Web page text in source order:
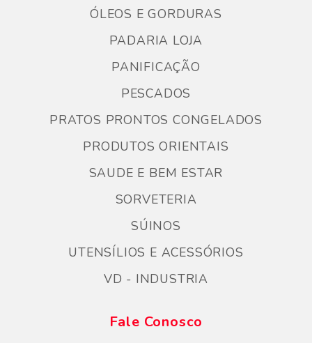
ÓLEOS E GORDURAS
PADARIA LOJA
PANIFICAÇÃO
PESCADOS
PRATOS PRONTOS CONGELADOS
PRODUTOS ORIENTAIS
SAUDE E BEM ESTAR
SORVETERIA
SÚINOS
UTENSÍLIOS E ACESSÓRIOS
VD - INDUSTRIA
Fale Conosco